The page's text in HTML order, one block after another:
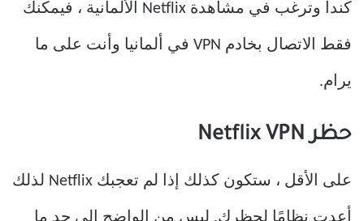
كندا وترغب في مشاهدة Netflix الألمانية ، فيمكنك
فقط الاتصال بخادم VPN في ألمانيا وأنت على ما
يرام.
حظر Netflix VPN
على الأقل ، ستكون كذلك إذا لم تعجبك Netflix لذلك